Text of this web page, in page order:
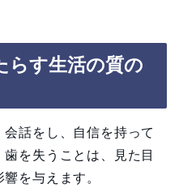
らす生活の質の
話をし、自信を持って
を失うことは、見た目
を与えます。